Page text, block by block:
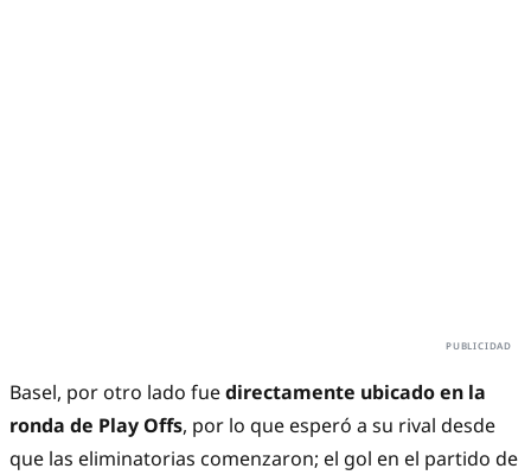
Basel, por otro lado fuedirectamente ubicado en la
ronda de Play Offs, por lo que esperó a su rival desde
que las eliminatorias comenzaron; el gol en el partido de